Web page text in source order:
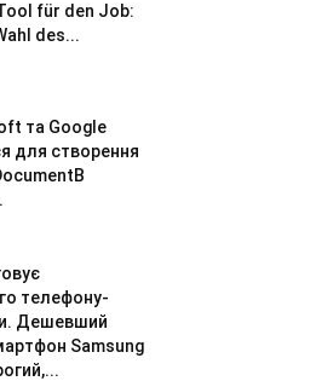
für den Job:
des...
та Google
для створення
телефону-
Дешевший
Samsung